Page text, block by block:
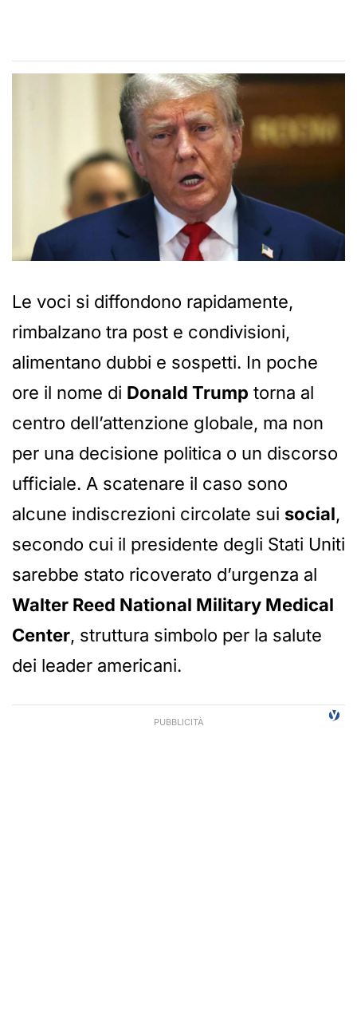
Le voci si diffondono rapidamente,
rimbalzano tra post e condivisioni,
alimentano dubbi e sospetti. In poche
ore il nome di Donald Trump torna al
centro dell’attenzione globale, ma non
per una decisione politica o un discorso
ufficiale. A scatenare il caso sono
alcune indiscrezioni circolate sui social,
secondo cui il presidente degli Stati Uniti
sarebbe stato ricoverato d’urgenza al
Walter Reed National Military Medical
Center, struttura simbolo per la salute
dei leader americani.